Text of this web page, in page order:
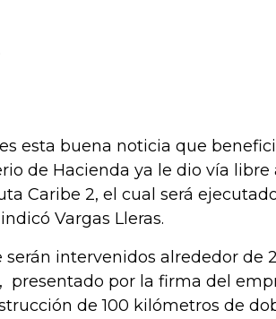
esta buena noticia que
de Hacienda ya le dio vía libre
Caribe 2, el cual será
Vargas Lleras.
intervenidos alrededor de
presentado por la firma del
de 100 kilómetros de